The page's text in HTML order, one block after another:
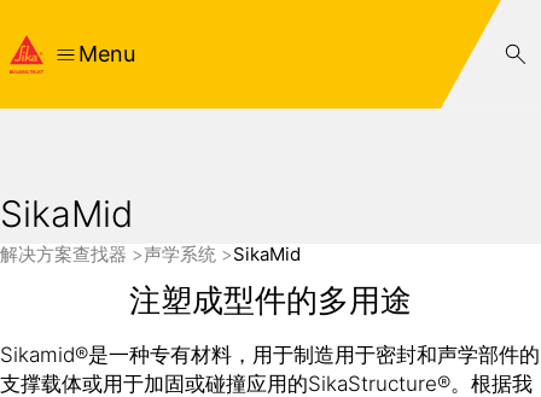
Menu
SikaMid
解决方案查找器 声学系统 SikaMid
注塑成型件的多用途
Sikamid®是一种专有材料，用于制造用于密封和声学部件的
支撑载体或用于加固或碰撞应用的SikaStructure®。根据我